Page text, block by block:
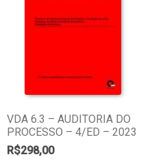
VDA 6.3 – AUDITORIA DO
PROCESSO – 4/ED – 2023
R$298,00